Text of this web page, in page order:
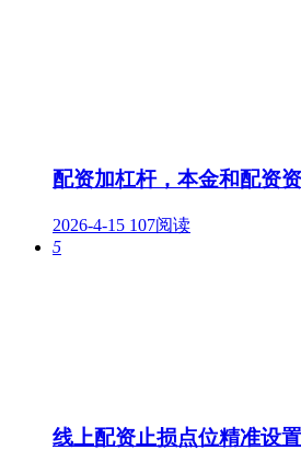
配资加杠杆，本金和配资
2026-4-15 107阅读
5
线上配资止损点位精准设置